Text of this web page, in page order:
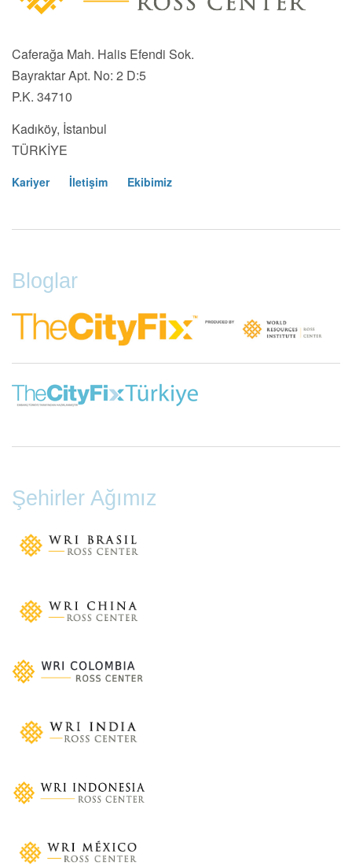
Bloglar
Şehirler Ağımız
Caferağa Mah. Halis Efendi Sok.
Bayraktar Apt. No: 2 D:5
P.K. 34710
Kadıköy, İstanbul
TÜRKİYE
Kariyer İletişim Ekibimiz